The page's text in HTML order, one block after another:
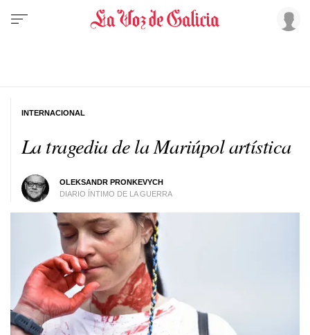
La tragedia de la Mariúpol artística
OLEKSANDR PRONKEVYCH
DIARIO ÍNTIMO DE LA GUERRA
INTERNACIONAL